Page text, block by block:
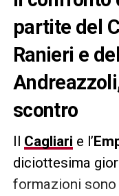
partite del
Ranieri e
scontro
Il Cagliari e l’
diciottesima
formazioni sono